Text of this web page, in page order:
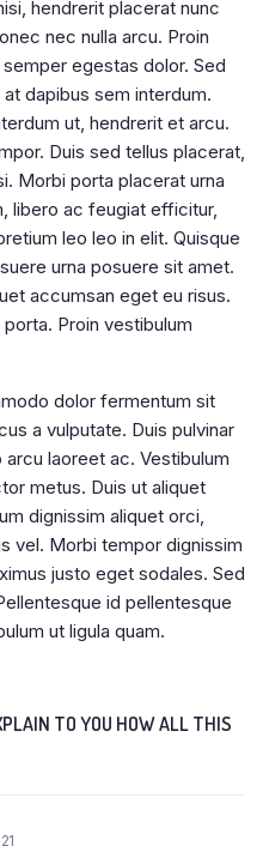
hendrerit placerat nunc
nec nulla arcu. Proin
egestas dolor. Sed
dapibus sem interdum.
ut, hendrerit et arcu.
Duis sed tellus placerat,
Morbi porta placerat urna
libero ac feugiat efficitur,
leo leo in elit. Quisque
urna posuere sit amet.
accumsan eget eu risus.
Proin vestibulum
dolor fermentum sit
a vulputate. Duis pulvinar
laoreet ac. Vestibulum
metus. Duis ut aliquet
dignissim aliquet orci,
vel. Morbi tempor dignissim
justo eget sodales. Sed
id pellentesque
ut ligula quam.
TO YOU HOW ALL THIS